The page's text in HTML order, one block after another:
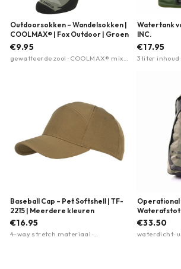
Outdoorsokken – Wandelsokken |
COOLMAX® | Fox Outdoor | Groen
€9.95
gewatteerde zool · COOLMAX® mix ·
Watertank
INC.
€17.95
3 liter inhoud
Baseball Cap – Pet Softshell | TF-
2215 | Meerdere kleuren
€16.95
4-way stretch materiaal ·
Operational
Garments
€33.50
waterdicht ·